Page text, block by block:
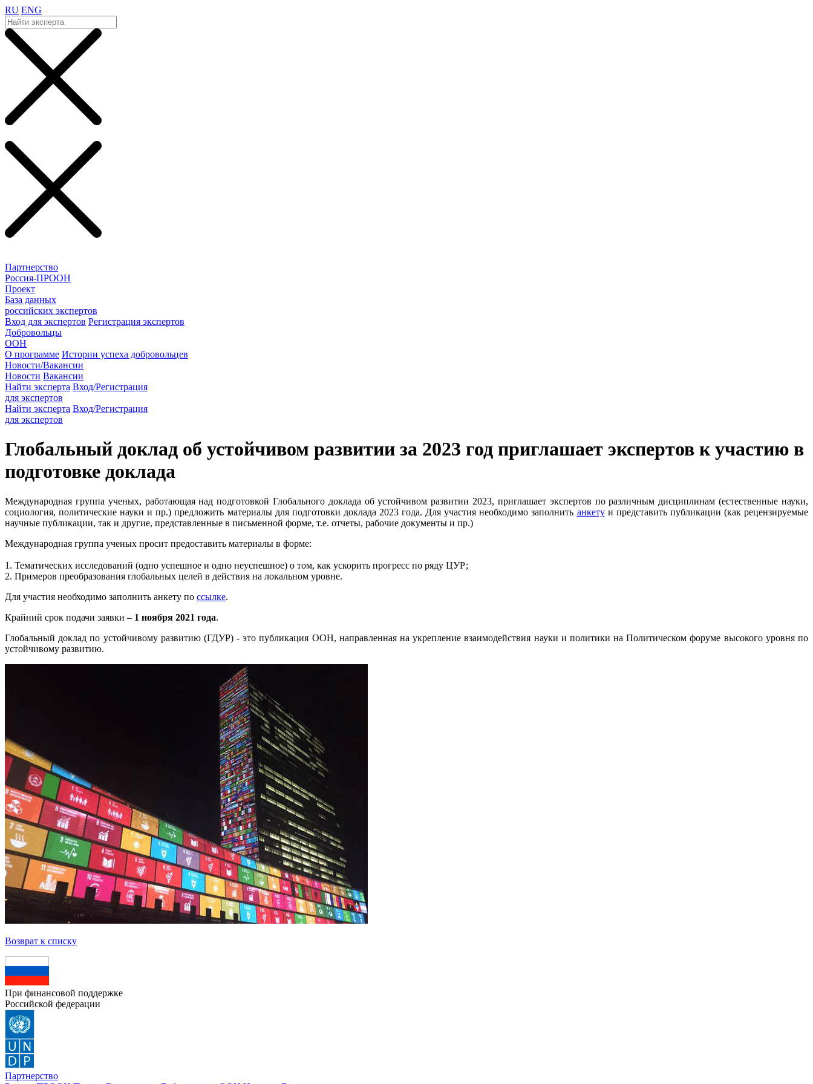
RU ENG
Партнерство
Россия-ПРООН
Проект
База данных
российских экспертов
Вход для экспертов Регистрация экспертов
Добровольцы
ООН
О программе Истории успеха добровольцев
Новости/Вакансии
Новости Вакансии
Найти эксперта Вход/Регистрация
для экспертов
Найти эксперта Вход/Регистрация
для экспертов
Глобальный доклад об устойчивом развитии за 2023 год приглашает экспертов к участию в
подготовке доклада
Международная группа ученых, работающая над подготовкой Глобального доклада об устойчивом развитии 2023, приглашает экспертов по различным дисциплинам (естественные науки,
социология, политические науки и пр.) предложить материалы для подготовки доклада 2023 года. Для участия необходимо заполнить анкетуи представить публикации (как рецензируемые
научные публикации, так и другие, представленные в письменной форме, т.е. отчеты, рабочие документы и пр.)
Международная группа ученых просит предоставить материалы в форме:
1. Тематических исследований (одно успешное и одно неуспешное) о том, как ускорить прогресс по ряду ЦУР;
2. Примеров преобразования глобальных целей в действия на локальном уровне.
Для участия необходимо заполнить анкету по ссылке.
Крайний срок подачи заявки – 1 ноября 2021 года.
Глобальный доклад по устойчивому развитию (ГДУР) - это публикация ООН, направленная на укрепление взаимодействия науки и политики на Политическом форуме высокого уровня по
устойчивому развитию.
Возврат к списку
При финансовой поддержке
Российской федерации
Партнерство